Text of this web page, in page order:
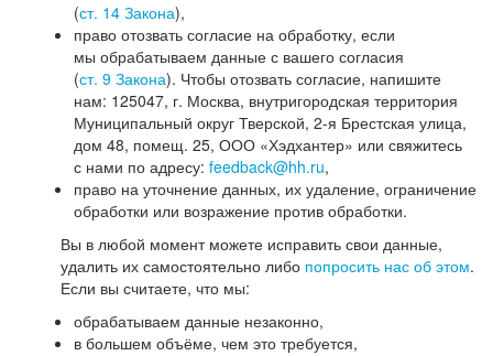
(ст. 14 Закона),
право отозвать согласие на обработку, если
мы обрабатываем данные с вашего согласия
(ст. 9 Закона). Чтобы отозвать согласие, напишите
нам: 125047, г. Москва, внутригородская территория
Муниципальный округ Тверской, 2-я Брестская улица,
дом 48, помещ. 25, ООО «Хэдхантер» или свяжитесь
с нами по адресу: feedback@hh.ru,
право на уточнение данных, их удаление, ограничение
обработки или возражение против обработки.
Вы в любой момент можете исправить свои данные,
удалить их самостоятельно либо попросить нас об этом.
Если вы считаете, что мы:
обрабатываем данные незаконно,
в большем объёме, чем это требуется,